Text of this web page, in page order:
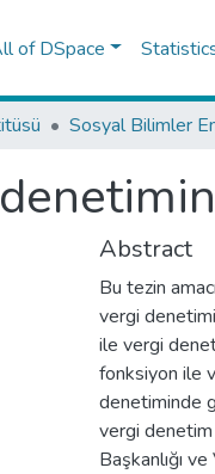
of DSpace
Abstract
Bu tezin
vergi
ile vergi
fonksiyon ile
denetiminde
vergi denetim
Başkanlığı